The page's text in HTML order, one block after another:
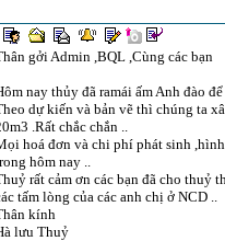
gởi Admin ,BQL ,Cùng các bạn
nay thủy đã ramái ấm Anh đào
dự kiến và bản vẽ thì chúng ta
.Rất chắc chắn ..
hoá đơn và chi phí phát sinh
hôm nay ..
rất cảm ơn các bạn đã cho thuỷ
tấm lòng của các anh chị ở NCD ..
kính
lưu Thuỷ